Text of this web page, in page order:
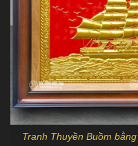
Tranh Thuyền Buồm